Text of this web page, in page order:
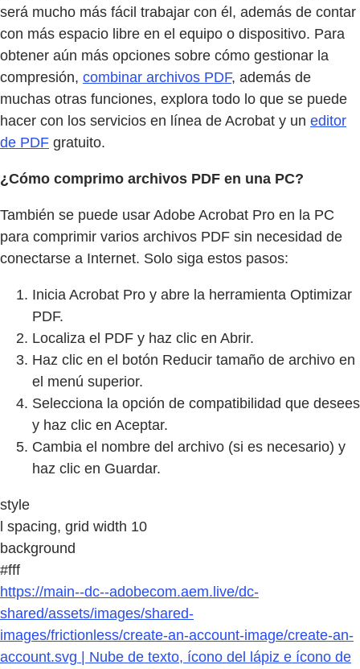
será mucho más fácil trabajar con él, además de contar
con más espacio libre en el equipo o dispositivo. Para
obtener aún más opciones sobre cómo gestionar la
compresión, combinar archivos PDF, además de
muchas otras funciones, explora todo lo que se puede
hacer con los servicios en línea de Acrobat y un editor
de PDF gratuito.
¿Cómo comprimo archivos PDF en una PC?
También se puede usar Adobe Acrobat Pro en la PC
para comprimir varios archivos PDF sin necesidad de
conectarse a Internet. Solo siga estos pasos:
Inicia Acrobat Pro y abre la herramienta Optimizar
PDF.
Localiza el PDF y haz clic en Abrir.
Haz clic en el botón Reducir tamaño de archivo en
el menú superior.
Selecciona la opción de compatibilidad que desees
y haz clic en Aceptar.
Cambia el nombre del archivo (si es necesario) y
haz clic en Guardar.
style
l spacing, grid width 10
background
#fff
https://main--dc--adobecom.aem.live/dc-
shared/assets/images/shared-
images/frictionless/create-an-account-image/create-an-
account.svg | Nube de texto, ícono del lápiz e ícono de